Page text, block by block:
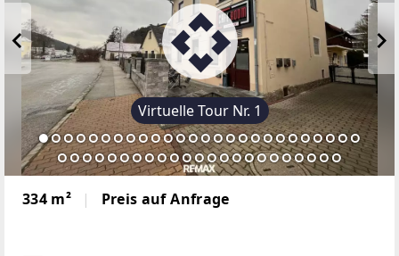
Virtuelle Tour Nr. 1
334 m² Preis auf Anfrage